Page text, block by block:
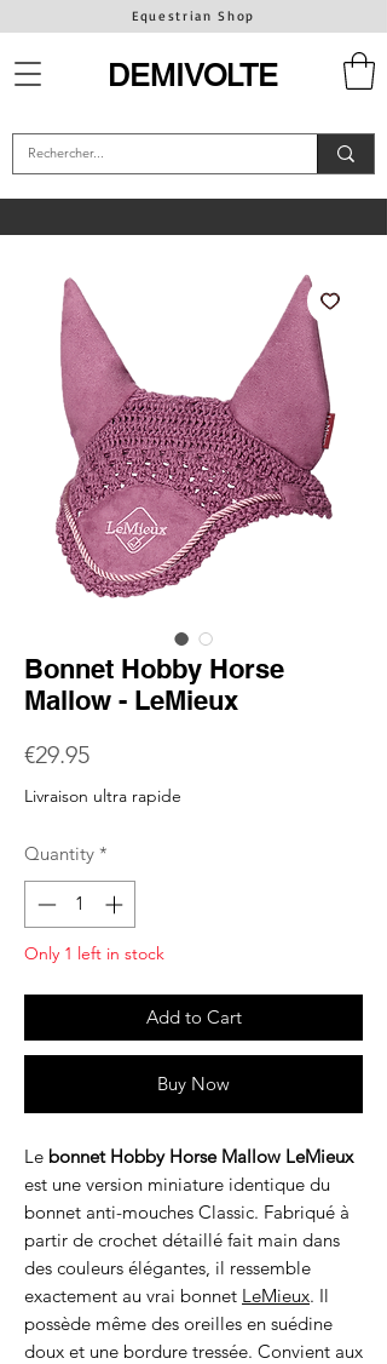
Equestrian Shop
DEMIVOLTE
Bonnet Hobby Horse
Mallow - LeMieux
€29.95Price
Livraison ultra rapide
Quantity *
Only 1 left in stock
Add to Cart
Buy Now
Le bonnet Hobby Horse Mallow LeMieux
est une version miniature identique du
bonnet anti-mouches Classic. Fabriqué à
partir de crochet détaillé fait main dans
des couleurs élégantes, il ressemble
exactement au vrai bonnet LeMieux. Il
possède même des oreilles en suédine
doux et une bordure tressée. Convient aux